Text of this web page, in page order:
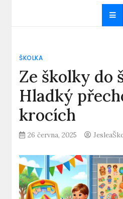
ŠKOLKA
Ze školky do
Hladký
krocích
26 června, 2025